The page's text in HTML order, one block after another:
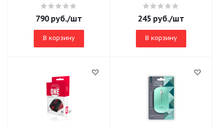
790руб./шт
В корзину
245 руб./шт
В корзину